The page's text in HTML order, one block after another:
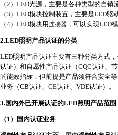
（2）LED光源，主要是各种类型的自镇
（3）LED模块控制装置，主要是LED驱
（4）LED模块用连接器，可以实现LED
2.LED照明产品认证的分类
LED照明产品认证主要有三种分类方式
认证）和自愿性产品认证（CQC认证、
的能效指标，但前提是产品须符合安全
业务（CB认证、CE认证、VDE认证）。
3.国内外已开展认证的LED照明产品范围
（1）国内认证业务